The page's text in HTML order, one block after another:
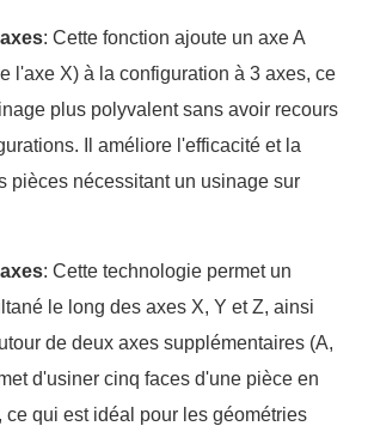
: Cette fonction ajoute un axe A
l'axe X) à la configuration à 3 axes, ce
plus polyvalent sans avoir recours
Il améliore l'efficacité et la
pièces nécessitant un usinage sur
: Cette technologie permet un
le long des axes X, Y et Z, ainsi
de deux axes supplémentaires (A,
d'usiner cinq faces d'une pièce en
ce qui est idéal pour les géométries